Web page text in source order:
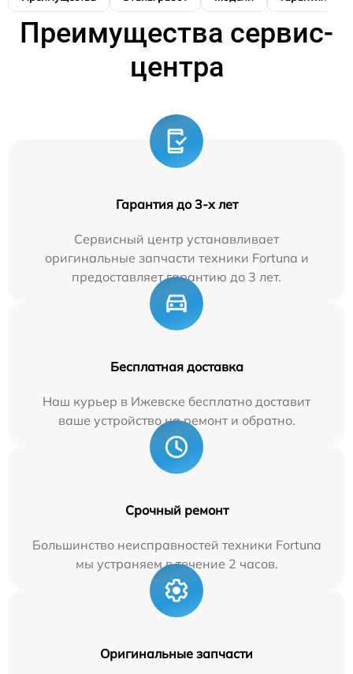
Преимущества сервис-
центра
Гарантия до 3-х лет
Сервисный центр устанавливает
оригинальные запчасти техники Fortuna и
предоставляет гарантию до 3 лет.
Бесплатная доставка
Наш курьер в Ижевске бесплатно доставит
ваше устройство на ремонт и обратно.
Срочный ремонт
Большинство неисправностей техники Fortuna
мы устраняем в течение 2 часов.
Оригинальные запчасти